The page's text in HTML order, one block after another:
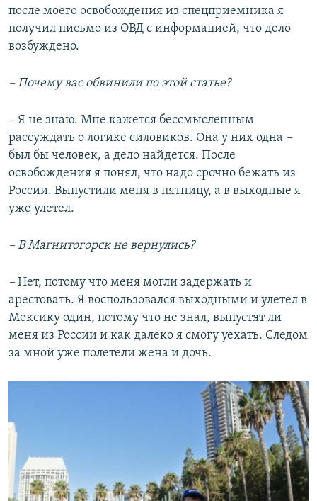
после моего освобождения из спецприемника я
получил письмо из ОВД с информацией, что дело
возбуждено.
– Почему вас обвинили по этой статье?
– Я не знаю. Мне кажется бессмысленным
рассуждать о логике силовиков. Она у них одна –
был бы человек, а дело найдется. После
освобождения я понял, что надо срочно бежать из
России. Выпустили меня в пятницу, а в выходные я
уже улетел.
– В Магнитогорск не вернулись?
– Нет, потому что меня могли задержать и
арестовать. Я воспользовался выходными и улетел в
Мексику один, потому что не знал, выпустят ли
меня из России и как далеко я смогу уехать. Следом
за мной уже полетели жена и дочь.